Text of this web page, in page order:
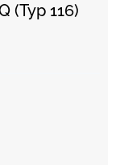
(Typ 116)